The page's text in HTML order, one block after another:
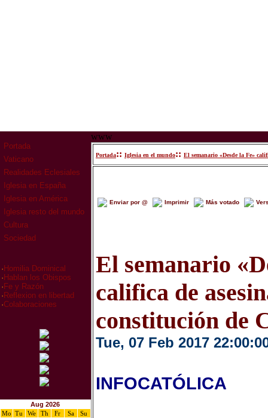
Portada
Vaticano
Realidades Eclesiales
Iglesia en España
Iglesia en América
Iglesia resto del mundo
Cultura
Sociedad
· Homilia Dominical
· Hablan los Obispos
· Fe y Razón
· Reflexion en libertad
·Colaboraciones
Aug 2026
Mo
Tu We Th Fr Sa
Su
www
Portada:: Iglesia en el mundo:: El semanario «Desde la Fe»
Enviar por @ Imprimir Más votado
El semanario
califica de
constitución de
Tue, 07 Feb 2017
INFOCATÓLICA